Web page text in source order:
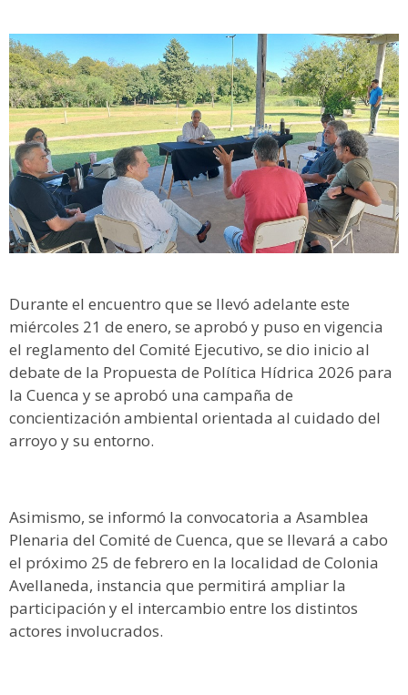
Durante el encuentro que se llevó adelante este
miércoles 21 de enero, se aprobó y puso en vigencia
el reglamento del Comité Ejecutivo, se dio inicio al
debate de la Propuesta de Política Hídrica 2026 para
la Cuenca y se aprobó una campaña de
concientización ambiental orientada al cuidado del
arroyo y su entorno.
Asimismo, se informó la convocatoria a Asamblea
Plenaria del Comité de Cuenca, que se llevará a cabo
el próximo 25 de febrero en la localidad de Colonia
Avellaneda, instancia que permitirá ampliar la
participación y el intercambio entre los distintos
actores involucrados.